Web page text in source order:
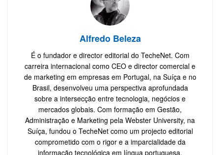
Alfredo Beleza
É o fundador e director editorial do TecheNet. Com
carreira internacional como CEO e director comercial e
de marketing em empresas em Portugal, na Suíça e no
Brasil, desenvolveu uma perspectiva aprofundada
sobre a intersecção entre tecnologia, negócios e
mercados globais. Com formação em Gestão,
Administração e Marketing pela Webster University, na
Suíça, fundou o TecheNet como um projecto editorial
comprometido com o rigor e a imparcialidade da
informação tecnológica em língua portuguesa.